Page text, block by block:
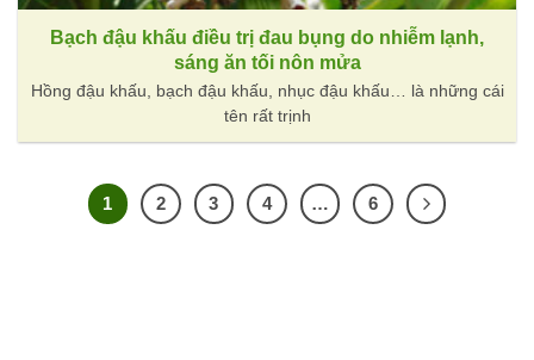
Bạch đậu khấu điều trị đau bụng do nhiễm lạnh,
sáng ăn tối nôn mửa
Hồng đậu khấu, bạch đậu khấu, nhục đậu khấu… là những cái
tên rất trịnh
1 2 3 4 … 6